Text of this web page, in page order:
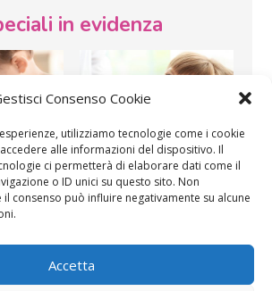
Consenso Cookie
utilizziamo tecnologie come i cookie
alle informazioni del dispositivo. Il
ci permetterà di elaborare dati come il
o ID unici su questo sito. Non
consenso può influire negativamente su alcune
Accetta
in evidenza
SOS Pediatra